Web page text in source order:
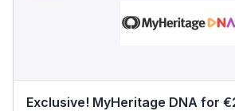
Exclusive! MyHeritage DNA for